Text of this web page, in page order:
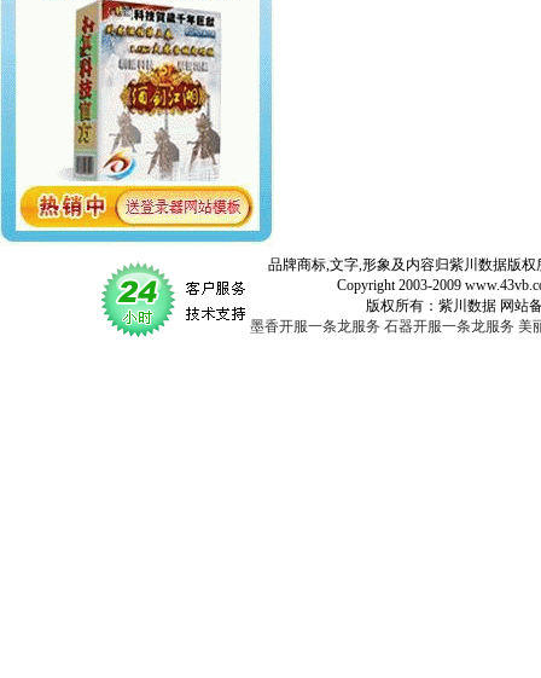
品牌商标,文字,形象及内容归紫川数据版权
Copyright 2003-2009 www.43vb.com
版权所有：紫川数据 网站备案登
墨香开服一条龙服务 石器开服一条龙服务 美